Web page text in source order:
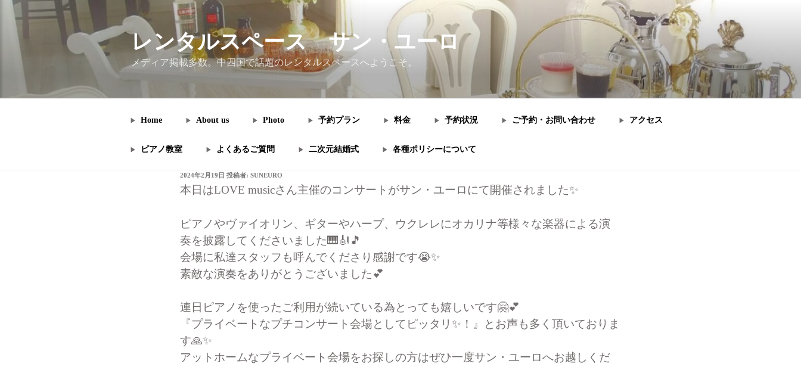
レンタルスペース サン・ユーロ
メディア掲載多数。中四国で話題のレンタルスペースへようこそ。
Home About us Photo 予約プラン 料金 予約状況 ご予約・お問い合わせ アクセス
ピアノ教室 よくあるご質問 二次元結婚式 各種ポリシーについて
投
稿
日:
2024年2月19日 投稿者: SUNEURO
本日はLOVE musicさん主催のコンサートがサン・ユーロにて開催されました✨
ピアノやヴァイオリン、ギターやハープ、ウクレレにオカリナ等様々な楽器による演
奏を披露してくださいました🎹🎻🎵
会場に私達スタッフも呼んでくださり感謝です😭✨
素敵な演奏をありがとうございました💕
連日ピアノを使ったご利用が続いている為とっても嬉しいです🤗💕
『プライベートなプチコンサート会場としてピッタリ✨！』とお声も多く頂いておりま
す🙏✨
アットホームなプライベート会場をお探しの方はぜひ一度サン・ユーロへお越しくだ